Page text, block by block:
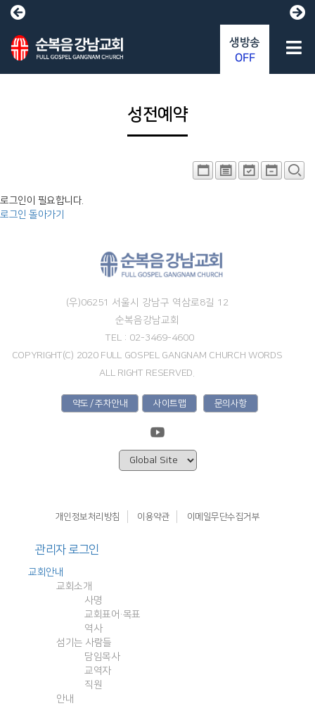
생방송
OFF
성전예약
로그인이 필요합니다.
로그인 돌아가기
(우)06251 서울시 강남구 역삼로8길 12
순복음강남교회
TEL : 02-3469-4600
COPYRIGHT(C) 2020 FULL GOSPEL GANGNAM CHURCH WORDS
ALL RIGHT RESERVED.
약도 / 주차안내 사이트맵 문의사항
개인정보처리방침 이용약관 이메일무단수집거부
관리자 로그인
교회안내
교회소개
사명
교회표어·목표
역사
섬기는 사람들
담임목사
교역자
직원
안내